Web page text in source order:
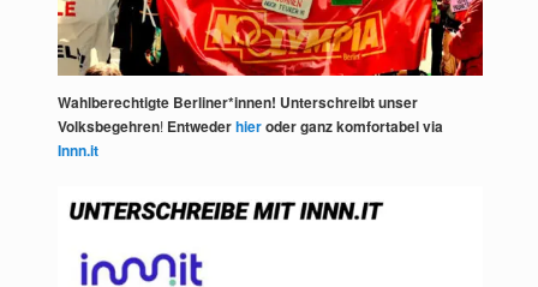
Wahlberechtigte Berliner*innen! Unterschreibt unser
Volksbegehren! Entwederhieroder ganz komfortabel via
Innn.it